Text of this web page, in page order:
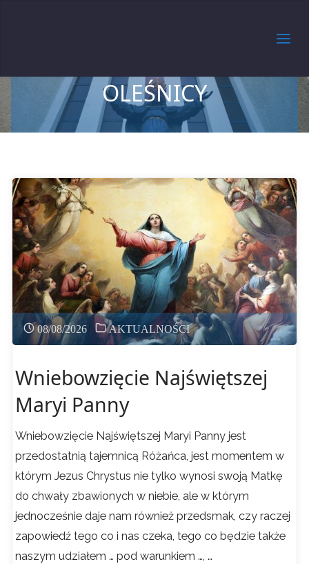
OLEŚNICY
08/08/2026 AKTUALNOŚCI
Wniebowzięcie Najświętszej
Maryi Panny
Wniebowzięcie Najświętszej Maryi Panny jest
przedostatnią tajemnicą Różańca, jest momentem w
którym Jezus Chrystus nie tylko wynosi swoją Matkę
do chwały zbawionych w niebie, ale w którym
jednocześnie daje nam również przedsmak, czy raczej
zapowiedź tego co i nas czeka, tego co będzie także
naszym udziałem … pod warunkiem …, …